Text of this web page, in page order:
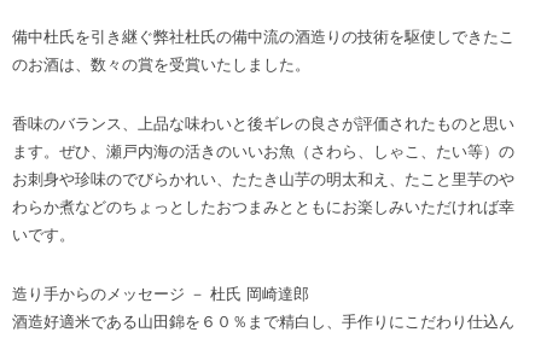
備中杜氏を引き継ぐ弊社杜氏の備中流の酒造りの技術を駆使しできたこ
のお酒は、数々の賞を受賞いたしました。
香味のバランス、上品な味わいと後ギレの良さが評価されたものと思い
ます。ぜひ、瀬戸内海の活きのいいお魚（さわら、しゃこ、たい等）の
お刺身や珍味のでびらかれい、たたき山芋の明太和え、たこと里芋のや
わらか煮などのちょっとしたおつまみとともにお楽しみいただければ幸
いです。
造り手からのメッセージ － 杜氏 岡崎達郎
酒造好適米である山田錦を６０％まで精白し、手作りにこだわり仕込ん